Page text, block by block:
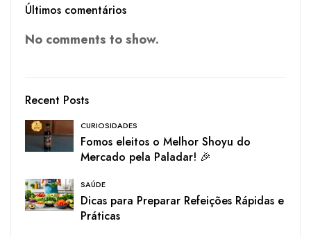
Últimos comentários
No comments to show.
Recent Posts
CURIOSIDADES
Fomos eleitos o Melhor Shoyu do
Mercado pela Paladar! 🎉
SAÚDE
Dicas para Preparar Refeições Rápidas e
Práticas